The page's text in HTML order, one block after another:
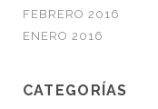
FEBRERO 2016
ENERO 2016
CATEGORÍAS